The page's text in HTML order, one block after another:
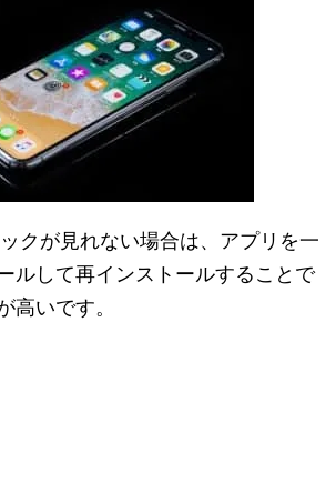
クが見れない場合は、アプリを一
ルして再インストールすることで
高いです。